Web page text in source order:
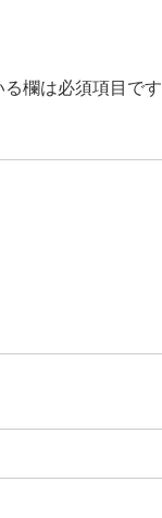
る欄は必須項目です